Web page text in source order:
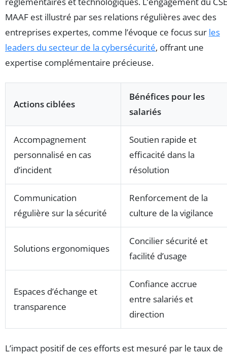
MAAF est illustré par ses relations régulières avec des
entreprises expertes, comme l’évoque ce focus sur les
leaders du secteur de la cybersécurité, offrant une
expertise complémentaire précieuse.
Actions ciblées
Bénéfices pour les
salariés
Accompagnement
personnalisé en cas
d’incident
Soutien rapide et
efficacité dans la
résolution
Communication
régulière sur la sécurité
Renforcement de la
culture de la vigilance
Solutions ergonomiques
Concilier sécurité et
facilité d’usage
Espaces d’échange et
transparence
Confiance accrue
entre salariés et
direction
L’impact positif de ces efforts est mesuré par le taux de